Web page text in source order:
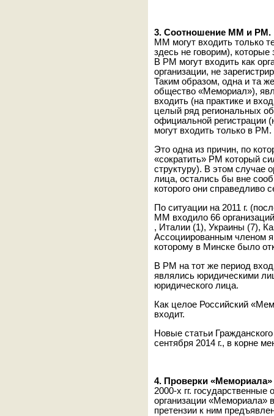
3. Соотношение ММ и РМ.
ММ могут входить только
здесь не говорим),
В РМ могут входить как
организации, не
Таким образом, одна и та
общество «Мемориал»),
входить (на практике и
целый ряд региональных
официальной регистрации
могут входить только в РМ.
Это одна из причин, по
«сократить» РМ который
структуру). В этом случае
лица, остались бы вне
которого они справедливо
По ситуации на 2011 г.
ММ входило 66
, Италии (1), Украины (7),
Ассоциированным членом
которому в Минске было
В РМ на тот же период
являлись юридическими
юридического лица.
Как целое Российский
входит.
Новые статьи
сентября 2014 г., в корне
4. Проверки «Мемориала»
2000-х гг.
организации «Мемориала»
претензии к ним